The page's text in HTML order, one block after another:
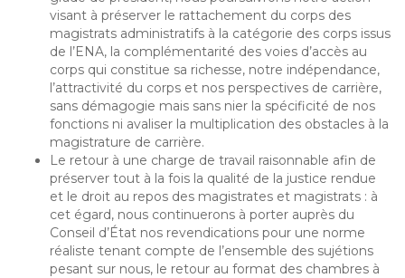
visant à préserver le rattachement du corps des
magistrats administratifs à la catégorie des corps issus
de l’ENA, la complémentarité des voies d’accès au
corps qui constitue sa richesse, notre indépendance,
l’attractivité du corps et nos perspectives de carrière,
sans démagogie mais sans nier la spécificité de nos
fonctions ni avaliser la multiplication des obstacles à la
magistrature de carrière.
Le retour à une charge de travail raisonnable afin de
préserver tout à la fois la qualité de la justice rendue
et le droit au repos des magistrates et magistrats : à
cet égard, nous continuerons à porter auprès du
Conseil d’État nos revendications pour une norme
réaliste tenant compte de l’ensemble des sujétions
pesant sur nous, le retour au format des chambres à